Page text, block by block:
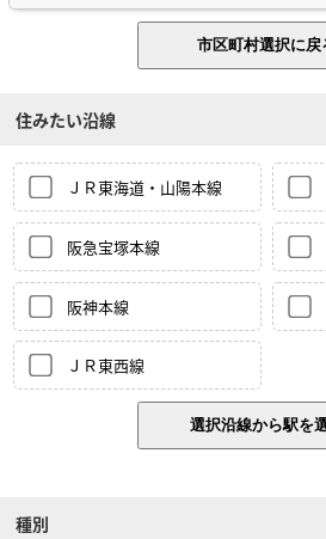
住みたい沿線
ＪＲ東海道・山陽本線
阪急宝塚本線
阪神本線
ＪＲ東西線
種別